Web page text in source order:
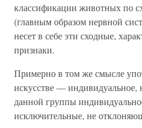
классификации животных по
(главным образом нервной
несет в себе эти сходные,
признаки.
Примерно в том же смысле
искусстве — индивидуальное,
данной группы
исключительные, не